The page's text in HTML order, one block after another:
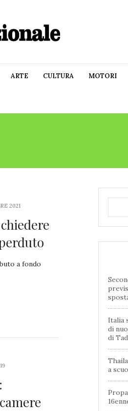
ARTE CULTURA MOTORI
2021
a fondo
Italia
di
di
a